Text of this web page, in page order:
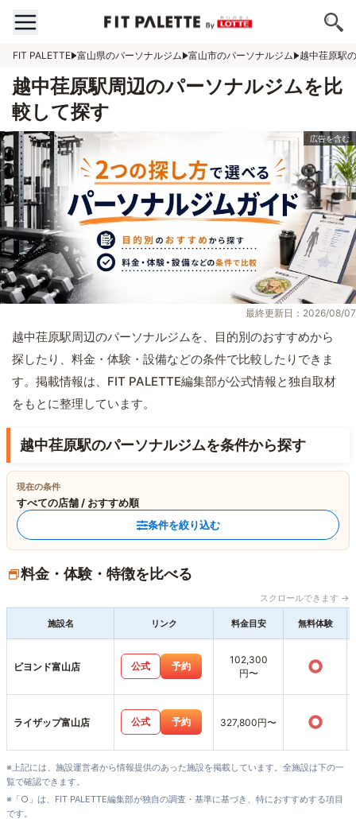
FIT PALETTE 富山県のパーソナルジム 富山市のパーソナルジム 越中荏原駅
越中荏原駅周辺のパーソナルジムを比
較して探す
最終更新日：2026/08/07
越中荏原駅周辺のパーソナルジムを、目的別のおすすめから
探したり、料金・体験・設備などの条件で比較したりできま
す。掲載情報は、FIT PALETTE編集部が公式情報と独自取材
をもとに整理しています。
越中荏原駅のパーソナルジムを条件から探す
現在の条件
すべての店舗 / おすすめ順
条件を絞り込む
料金・体験・特徴を比べる
スクロールできます →
施設名 リンク 料金目安 無料体験
ビヨンド富山店 公式 予約
102,300
円〜
○
ライザップ富山店 公式 予約 327,800円〜 ○
※上記には、施設運営者から情報提供のあった施設を掲載しています。全施設は下の一
覧で確認できます。
※「○」は、FIT PALETTE編集部が独自の調査・基準に基づき、特におすすめする項目
です。